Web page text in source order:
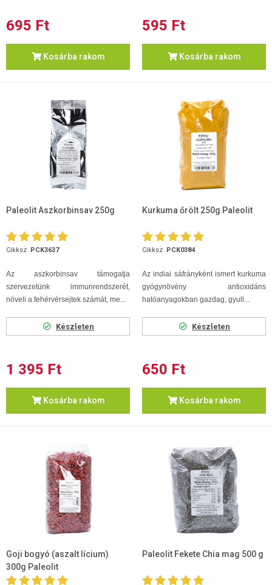
695 Ft
Kosárba rakom
595 Ft
Kosárba rakom
Paleolit Aszkorbinsav 250g
Cikksz. PCK3637
Az aszkorbinsav támogatja
szervezetünk immunrendszerét,
növeli a fehérvérsejtek számát, me...
Készleten
1 395 Ft
Kosárba rakom
Kurkuma őrölt 250g Paleolit
Cikksz. PCK0384
Az indiai sáfrányként ismert kurkuma
gyógynövény antioxidáns
hatóanyagokban gazdag, gyull...
Készleten
650 Ft
Kosárba rakom
Goji bogyó (aszalt lícium)
300g Paleolit
Paleolit Fekete Chia mag 500 g